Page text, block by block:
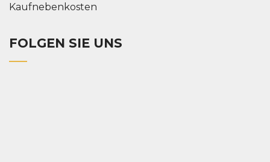
Kaufnebenkosten
FOLGEN SIE UNS